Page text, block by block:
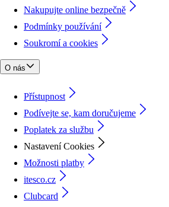
Nakupujte online bezpečně
Podmínky používání
Soukromí a cookies
O nás
Přístupnost
Podívejte se, kam doručujeme
Poplatek za službu
Nastavení Cookies
Možnosti platby
itesco.cz
Clubcard